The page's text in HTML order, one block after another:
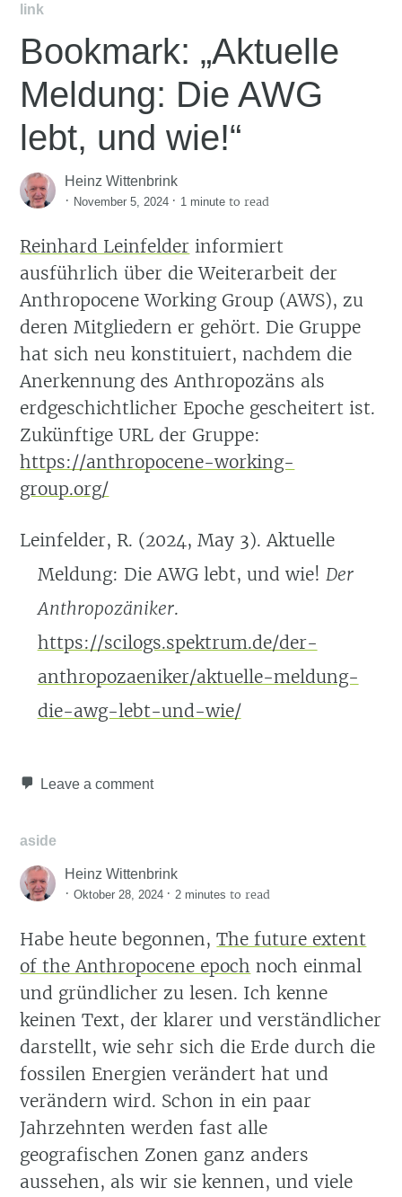
link
Bookmark: „Aktuelle
Meldung: Die AWG
lebt, und wie!“
Heinz Wittenbrink
· November 5, 2024 · 1 minute to read
Reinhard Leinfelder informiert
ausführlich über die Weiterarbeit der
Anthropocene Working Group (AWS), zu
deren Mitgliedern er gehört. Die Gruppe
hat sich neu konstituiert, nachdem die
Anerkennung des Anthropozäns als
erdgeschichtlicher Epoche gescheitert ist.
Zukünftige URL der Gruppe:
https://anthropocene-working-
group.org/
Leinfelder, R. (2024, May 3). Aktuelle
Meldung: Die AWG lebt, und wie! Der
Anthropozäniker.
https://scilogs.spektrum.de/der-
anthropozaeniker/aktuelle-meldung-
die-awg-lebt-und-wie/
Leave a comment
aside
Heinz Wittenbrink
·Oktober 28, 2024 ·2 minutes to read
Habe heute begonnen,The future extent
of the Anthropocene epoch noch einmal
und gründlicher zu lesen. Ich kenne
keinen Text, der klarer und verständlicher
darstellt, wie sehr sich die Erde durch die
fossilen Energien verändert hat und
verändern wird. Schon in ein paar
Jahrzehnten werden fast alle
geografischen Zonen ganz anders
aussehen, als wir sie kennen, und viele